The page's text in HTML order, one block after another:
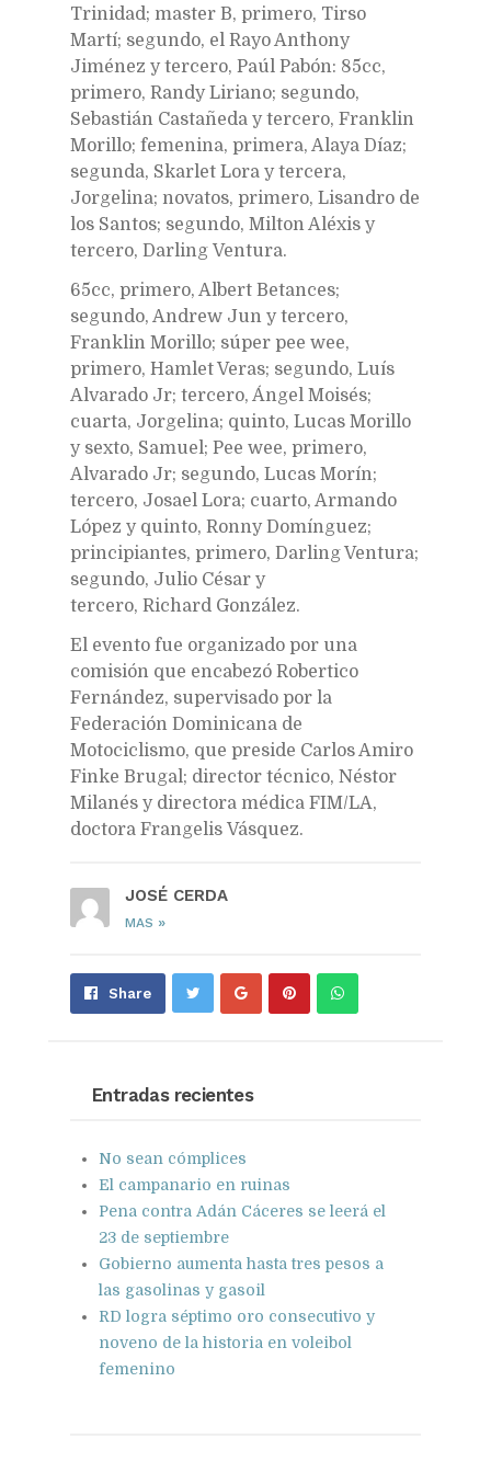
Trinidad; master B, primero, Tirso
Martí; segundo, el Rayo Anthony
Jiménez y tercero, Paúl Pabón: 85cc,
primero, Randy Liriano; segundo,
Sebastián Castañeda y tercero, Franklin
Morillo; femenina, primera, Alaya Díaz;
segunda, Skarlet Lora y tercera,
Jorgelina; novatos, primero, Lisandro de
los Santos; segundo, Milton Aléxis y
tercero, Darling Ventura.
65cc, primero, Albert Betances;
segundo, Andrew Jun y tercero,
Franklin Morillo; súper pee wee,
primero, Hamlet Veras; segundo, Luís
Alvarado Jr; tercero, Ángel Moisés;
cuarta, Jorgelina; quinto, Lucas Morillo
y sexto, Samuel; Pee wee, primero,
Alvarado Jr; segundo, Lucas Morín;
tercero, Josael Lora; cuarto, Armando
López y quinto, Ronny Domínguez;
principiantes, primero, Darling Ventura;
segundo, Julio César y
tercero, Richard González.
El evento fue organizado por una
comisión que encabezó Robertico
Fernández, supervisado por la
Federación Dominicana de
Motociclismo, que preside Carlos Amiro
Finke Brugal; director técnico, Néstor
Milanés y directora médica FIM/LA,
doctora Frangelis Vásquez.
JOSÉ CERDA
MAS »
Share Share Pin Send
Entradas recientes
No sean cómplices
El campanario en ruinas
Pena contra Adán Cáceres se leerá el
23 de septiembre
Gobierno aumenta hasta tres pesos a
las gasolinas y gasoil
RD logra séptimo oro consecutivo y
noveno de la historia en voleibol
femenino